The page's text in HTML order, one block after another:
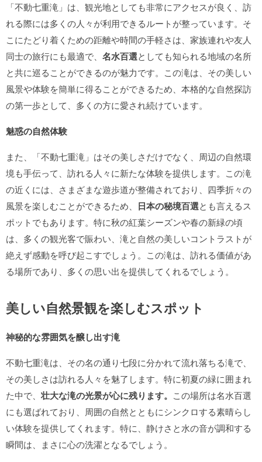
「不動七重滝」は、観光地としても非常にアクセスが良く、訪
れる際には多くの人々が利用できるルートが整っています。そ
こにたどり着くための距離や時間の手軽さは、家族連れや友人
同士の旅行にも最適で、 名水百選としても知られる地域の名所
と共に巡ることができるのが魅力です。この滝は、その美しい
風景や体験を簡単に得ることができるため、本格的な自然探訪
の第一歩として、多くの方に愛され続けています。
魅惑の自然体験
また、「不動七重滝」はその美しさだけでなく、周辺の自然環
境も手伝って、訪れる人々に新たな体験を提供します。この滝
の近くには、さまざまな遊歩道が整備されており、四季折々の
風景を楽しむことができるため、 日本の秘境百選とも言えるス
ポットでもあります。特に秋の紅葉シーズンや春の新緑の頃
は、多くの観光客で賑わい、滝と自然の美しいコントラストが
絶えず感動を呼び起こすでしょう。この滝は、訪れる価値があ
る場所であり、多くの思い出を提供してくれるでしょう。
美しい自然景観を楽しむスポット
神秘的な雰囲気を醸し出す滝
不動七重滝は、その名の通り七段に分かれて流れ落ちる滝で、
その美しさは訪れる人々を魅了します。特に初夏の緑に囲まれ
た中で、壮大な滝の光景が心に残ります。 この場所は名水百選
にも選ばれており、周囲の自然とともにシンクロする素晴らし
い体験を提供してくれます。特に、静けさと水の音が調和する
瞬間は、まさに心の洗濯となるでしょう。